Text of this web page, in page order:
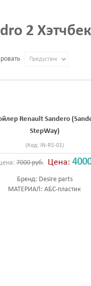
2
Renault Sandero
StepWay)
(Код: IN-RS-01)
7000 руб. Цена:
Бренд: Desire parts
МАТЕРИАЛ: АБС-пластик